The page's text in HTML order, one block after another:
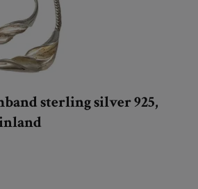
sterling silver 925,